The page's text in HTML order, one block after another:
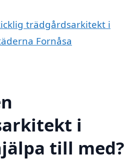
trädgårdsarkitekt i
Fornåsa
i
till med?